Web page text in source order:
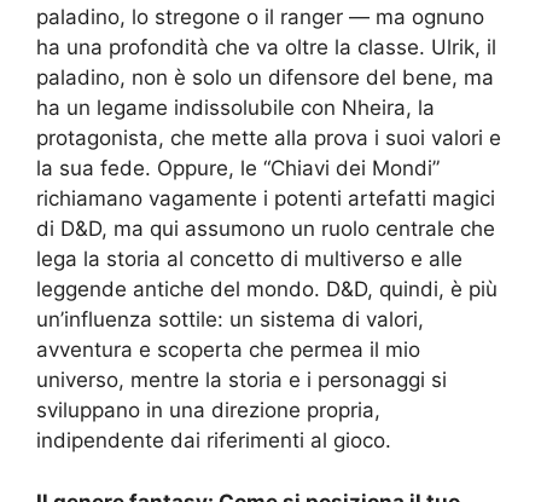
paladino, lo stregone o il ranger — ma ognuno
ha una profondità che va oltre la classe. Ulrik, il
paladino, non è solo un difensore del bene, ma
ha un legame indissolubile con Nheira, la
protagonista, che mette alla prova i suoi valori e
la sua fede. Oppure, le “Chiavi dei Mondi”
richiamano vagamente i potenti artefatti magici
di D&D, ma qui assumono un ruolo centrale che
lega la storia al concetto di multiverso e alle
leggende antiche del mondo. D&D, quindi, è più
un’influenza sottile: un sistema di valori,
avventura e scoperta che permea il mio
universo, mentre la storia e i personaggi si
sviluppano in una direzione propria,
indipendente dai riferimenti al gioco.